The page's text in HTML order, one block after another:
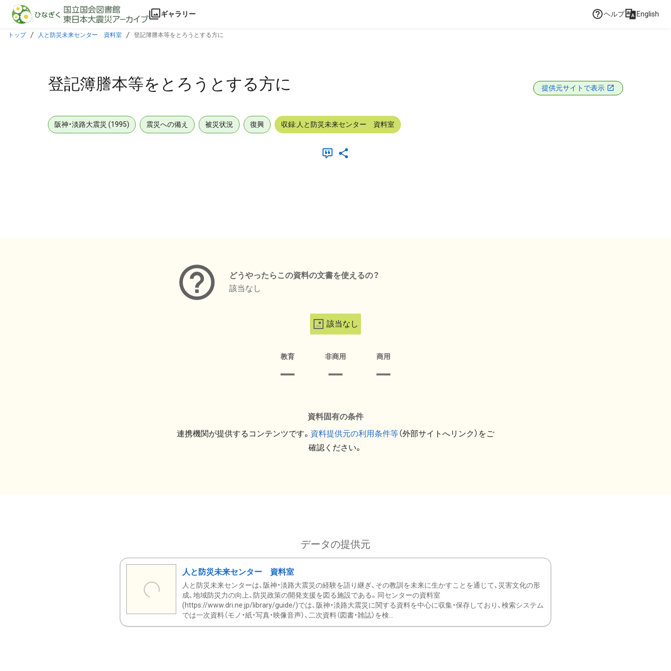
本文に飛ぶ
ギャラリー ヘルプ English
トップ 人と防災未来センター 資料室 登記簿謄本等をとろうとする方に
登記簿謄本等をとろうとする方に 提供元サイトで表示
阪神・淡路大震災 (1995) 震災への備え 被災状況 復興 収録:人と防災未来センター 資料室
どうやったらこの資料の文書を使えるの？
該当なし
該当なし
教育 非商用 商用
資料固有の条件
連携機関が提供するコンテンツです。 資料提供元の利用条件等（外部サイトへリンク）をご
確認ください。
データの提供元
人と防災未来センター 資料室
人と防災未来センターは、阪神・淡路大震災の経験を語り継ぎ、その教訓を未来に生かすことを通じて、災害文化の形
成、地域防災力の向上、防災政策の開発支援を図る施設である。同センターの資料室
(https://www.dri.ne.jp/library/guide/)では、阪神・淡路大震災に関する資料を中心に収集・保存しており、検索システム
では一次資料（モノ・紙・写真・映像音声）、二次資料（図書・雑誌）を検...